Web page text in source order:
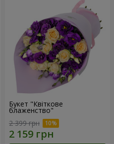
Букет "Квіткове
блаженство"
2 399 грн